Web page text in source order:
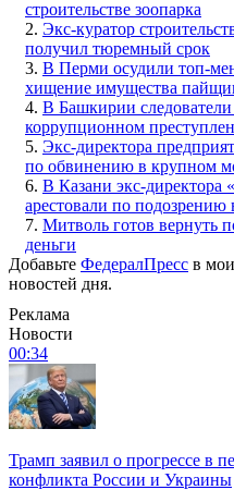
строительстве зоопарка
2. Экс-куратор
получил тюремный срок
3. В Перми осудили топ-
хищение имущества
4. В Башкирии
коррупционном
5. Экс-директора
по обвинению в крупном
6. В Казани экс-директора
арестовали по
7. Митволь готов вернуть
деньги
Добавьте ФедералПресс в
новостей дня.
Реклама
Новости
00:34
Трамп заявил о прогрессе в
конфликта России и Украины